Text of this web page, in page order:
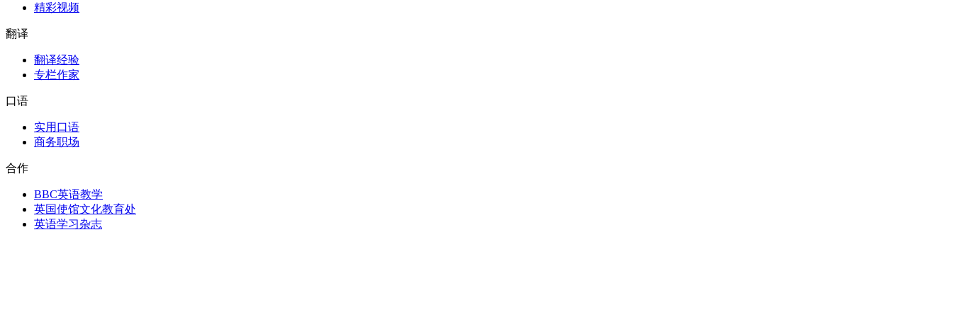
精彩视频
翻译
翻译经验
专栏作家
口语
实用口语
商务职场
合作
BBC英语教学
英国使馆文化教育处
英语学习杂志